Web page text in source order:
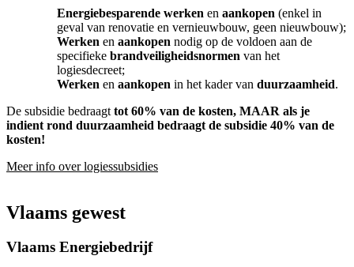
Energiebesparende werken en aankopen (enkel in
geval van renovatie en vernieuwbouw, geen nieuwbouw);
Werken en aankopen nodig op de voldoen aan de
specifieke brandveiligheidsnormen van het
logiesdecreet;
Werken en aankopen in het kader van duurzaamheid.
De subsidie bedraagt tot 60% van de kosten, MAAR als je
indient rond duurzaamheid bedraagt de subsidie 40% van de
kosten!
Meer info over logiessubsidies
Vlaams gewest
Vlaams Energiebedrijf